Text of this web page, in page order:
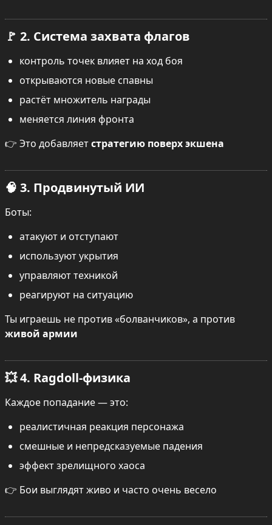
🚩 2. Система захвата флагов
контроль точек влияет на ход боя
открываются новые спавны
растёт множитель награды
меняется линия фронта
👉 Это добавляет стратегию поверх экшена
🧠 3. Продвинутый ИИ
Боты:
атакуют и отступают
используют укрытия
управляют техникой
реагируют на ситуацию
живой армии
💥 4. Ragdoll-физика
Каждое попадание — это:
реалистичная реакция персонажа
смешные и непредсказуемые падения
эффект зрелищного хаоса
👉 Бои выглядят живо и часто очень весело